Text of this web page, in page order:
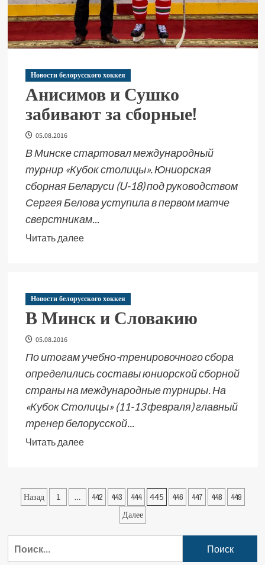
Новости белорусского хоккея
Анисимов и Сушко
забивают за сборные!
05.08.2016
В Минске стартовал международный
турнир «Кубок столицы». Юниорская
сборная Беларуси (U-18) под руководством
Сергея Белова уступила в первом матче
сверстникам...
Читать далее
Новости белорусского хоккея
В Минск и Словакию
05.08.2016
По итогам учебно-тренировочного сбора
определились составы юниорской сборной
страны на международные турниры. На
«Кубок Столицы» (11-13 февраля) главный
тренер белорусской...
Читать далее
Назад 1 … 442 443 444 445 446 447 448
449
Далее